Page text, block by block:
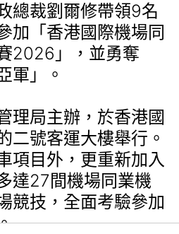
總裁劉爾修帶領9名
加「香港國際機場同
2026」，並勇奪
軍」。
理局主辦，於香港國
二號客運大樓舉行。
項目外，更重新加入
達27間機場同業機
競技，全面考驗參加